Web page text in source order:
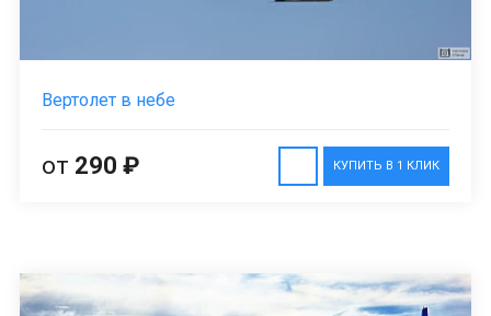
Вертолет в небе
КУПИТЬ В 1 КЛИК
от 290 ₽